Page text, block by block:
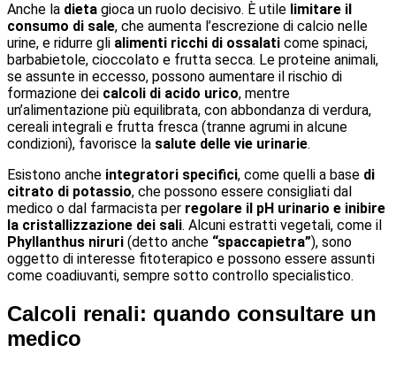
Anche la dieta gioca un ruolo decisivo. È utile limitare il
consumo di sale, che aumenta l’escrezione di calcio nelle
urine, e ridurre gli alimenti ricchi di ossalati come spinaci,
barbabietole, cioccolato e frutta secca. Le proteine animali,
se assunte in eccesso, possono aumentare il rischio di
formazione dei calcoli di acido urico, mentre
un’alimentazione più equilibrata, con abbondanza di verdura,
cereali integrali e frutta fresca (tranne agrumi in alcune
condizioni), favorisce la salute delle vie urinarie.
Esistono anche integratori specifici, come quelli a base di
citrato di potassio, che possono essere consigliati dal
medico o dal farmacista per regolare il pH urinario e inibire
la cristallizzazione dei sali. Alcuni estratti vegetali, come il
Phyllanthus niruri (detto anche “spaccapietra”), sono
oggetto di interesse fitoterapico e possono essere assunti
come coadiuvanti, sempre sotto controllo specialistico.
Calcoli renali: quando consultare un
medico